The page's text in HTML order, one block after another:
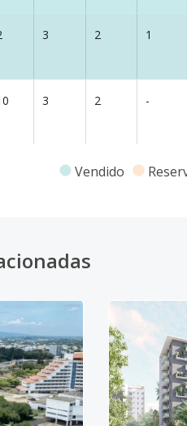
3 2 1
3 2 -
2 1
Vendido